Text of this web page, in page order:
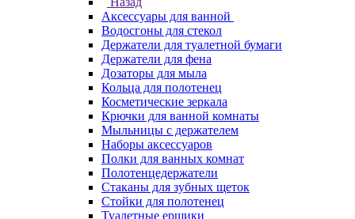
Аксессуары для ванной
Водосгоны для стекол
Держатели для туалетной бумаги
Держатели для фена
Дозаторы для мыла
Кольца для полотенец
Косметические зеркала
Крючки для ванной комнаты
Мыльницы с держателем
Наборы аксессуаров
Полки для ванных комнат
Полотенцедержатели
Стаканы для зубных щеток
Стойки для полотенец
Туалетные ершики